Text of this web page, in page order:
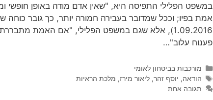
במשפט הפלילי התפיסה היא, "שאין אדם מודה באופן חופשי
אמת בפיו; וככל שמדובר בעבירה חמורה יותר, כך גובר כוחה
1.09.2016), אלא שגם במשפט הפלילי, "אם האמת
פענוח עלוב"…
קטגוריות
מורכבות בביטחון לאומי
תגיות
הודאה, יוסף זהר, ליאור מירז, מלכת הראיות
תגובה אחת